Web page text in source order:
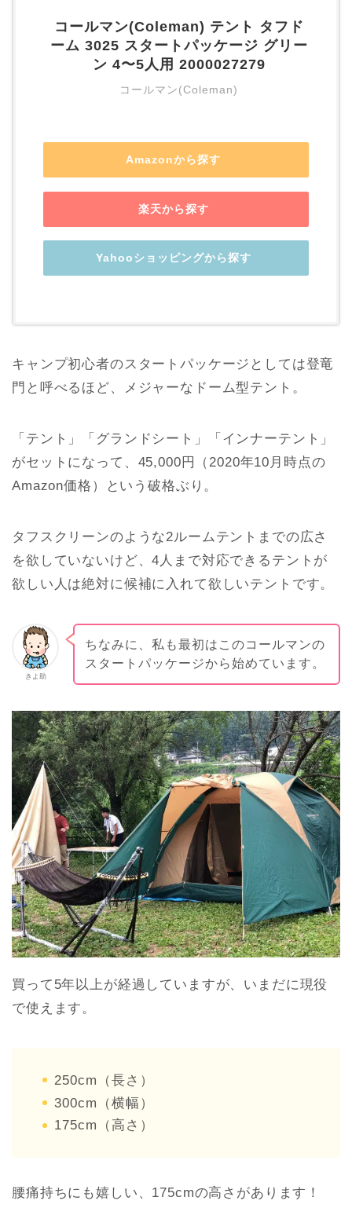
コールマン(Coleman) テント タフド
ーム 3025 スタートパッケージ グリー
ン 4〜5人用 2000027279
コールマン(Coleman)
Amazonから探す
楽天から探す
Yahooショッピングから探す
キャンプ初心者のスタートパッケージとしては登竜
門と呼べるほど、メジャーなドーム型テント。
「テント」「グランドシート」「インナーテント」
がセットになって、45,000円（2020年10月時点の
Amazon価格）という破格ぶり。
タフスクリーンのような2ルームテントまでの広さ
を欲していないけど、4人まで対応できるテントが
欲しい人は絶対に候補に入れて欲しいテントです。
きよ助
ちなみに、私も最初はこのコールマンの
スタートパッケージから始めています。
買って5年以上が経過していますが、いまだに現役
で使えます。
250cm（長さ）
300cm（横幅）
175cm（高さ）
腰痛持ちにも嬉しい、175cmの高さがあります！